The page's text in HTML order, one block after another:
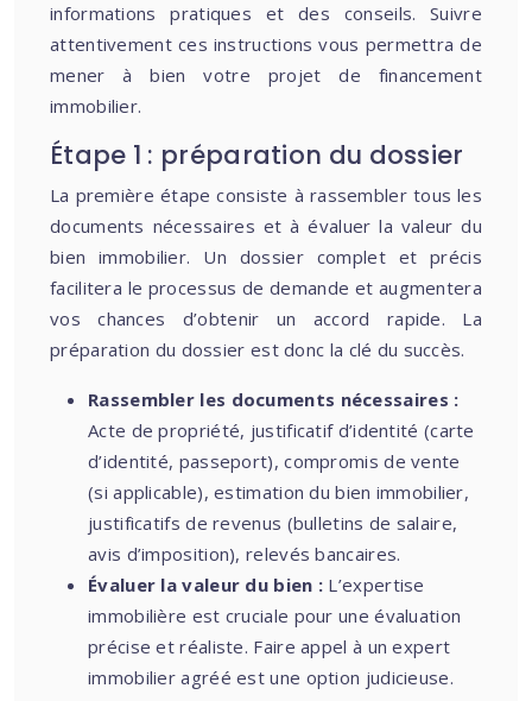
informations pratiques et des conseils. Suivre
attentivement ces instructions vous permettra de
mener à bien votre projet de financement
immobilier.
Étape 1 : préparation du dossier
La première étape consiste à rassembler tous les
documents nécessaires et à évaluer la valeur du
bien immobilier. Un dossier complet et précis
facilitera le processus de demande et augmentera
vos chances d’obtenir un accord rapide. La
préparation du dossier est donc la clé du succès.
Rassembler les documents nécessaires :
Acte de propriété, justificatif d’identité (carte
d’identité, passeport), compromis de vente
(si applicable), estimation du bien immobilier,
justificatifs de revenus (bulletins de salaire,
avis d’imposition), relevés bancaires.
Évaluer la valeur du bien : L’expertise
immobilière est cruciale pour une évaluation
précise et réaliste. Faire appel à un expert
immobilier agréé est une option judicieuse.